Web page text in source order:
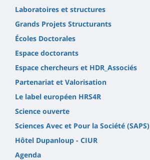
Laboratoires et structures
Grands Projets Structurants
Écoles Doctorales
Espace doctorants
Espace chercheurs et HDR_Associés
Partenariat et Valorisation
Le label européen HRS4R
Science ouverte
Sciences Avec et Pour la Société (SAPS)
Hôtel Dupanloup - CIUR
Agenda